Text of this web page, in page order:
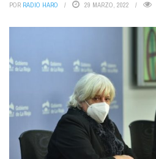
POR RADIO HARO 29 MARZO, 2022